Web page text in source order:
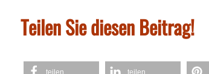
Teilen Sie diesen Beitrag!
teilen teilen